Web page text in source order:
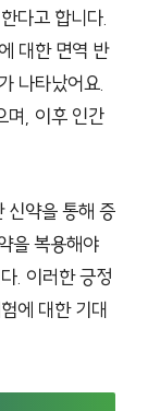
다고 합니다.
대한 면역 반
나타났어요.
며, 이후 인간
약을 통해 증
을 복용해야
. 이러한 긍정
에 대한 기대